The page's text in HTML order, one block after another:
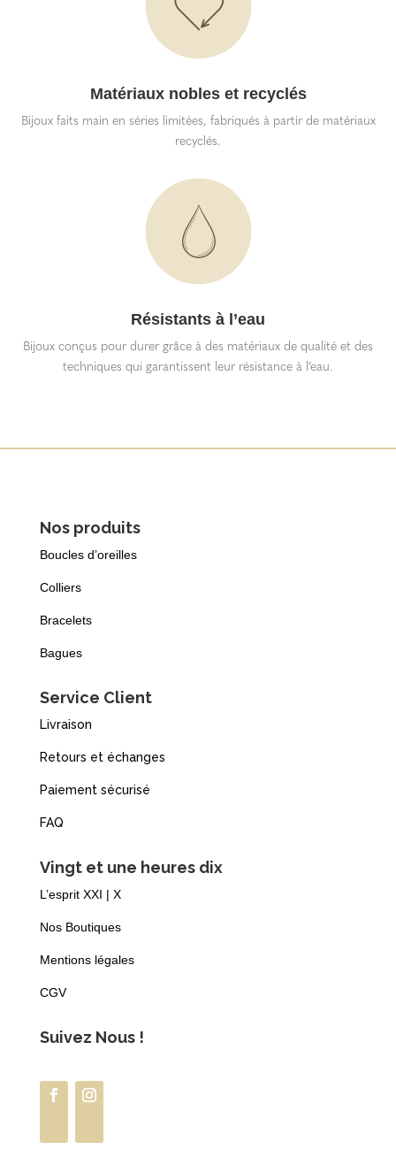
Matériaux nobles et recyclés
Bijoux faits main en séries limitées, fabriqués à partir de matériaux
recyclés.
Résistants à l’eau
Bijoux conçus pour durer grâce à des matériaux de qualité et des
techniques qui garantissent leur résistance à l’eau.
Nos produits
Boucles d’oreilles
Colliers
Bracelets
Bagues
Service Client
Livraison
Retours et échanges
Paiement sécurisé
FAQ
Vingt et une heures dix
L’esprit XXI | X
Nos Boutiques
Mentions légales
CGV
Suivez Nous !